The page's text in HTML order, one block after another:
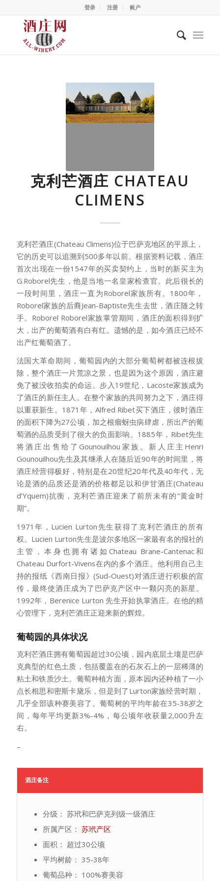
登录 注册 账户
克利芒酒庄 CHATEAU
CLIMENS
克利芒酒庄(Chateau Climens)位于巴萨克地区的平原上，
它的历史可以追溯到500多年以前。根据资料记载，酒庄
首次出现在一份1547年的买卖契约上，当时的新买主为
G.Roborel先生，他是当地一名皇家检查官。此后很长的
一段时间里，酒庄一直为Roborel家族所有。1800年，
Roborel家族的后裔Jean-Baptiste先生去世，酒庄随之转
手。Roborel Roborel家族掌管期间，酒庄的面积得到扩
大，出产的葡萄酒有白有红。遗憾的是，如今酒庄已经不
出产红葡萄酒了。
法国大革命期间，葡萄园内的大部分葡萄树都被连根拔
除，整个酒庄一片荒凉之景，也是因为这个原因，酒庄避
免了被没收拍卖的命运。步入19世纪，Lacoste家族成为
了酒庄的新任主人。在整个家族的共同努力之下，酒庄得
以重获新生。1871年，Alfred Ribet买下酒庄，彼时酒庄
的面积下降为27公顷，加之根瘤蚜虫病肆虐，所出产的葡
萄酒的品质受到了很大的负面影响。1885年，Ribet先生
将酒庄出售给了Gounouilhou家族。新人庄主Henri
Gounouilhou先生及其继承人在随后近90年的时间里，将
酒庄经营得极好，特别是在20世纪20年代及40年代，无
论是酒的品质还是酒的价格都足以和伊甘酒庄(Chateau
d’Yquem)抗衡，克利芒酒庄迎来了前所未有的“黄金时
期”。
1971年，Lucien Lurton先生获得了克利芒酒庄的所有
权。Lucien Lurton先生是波尔多地区一家最有名的报社的
主管，本身也拥有诸如Chateau Brane-Cantenac和
Chateau Durfort-Vivens在内的多个酒庄。他利用自己主
持的报纸《西南日报》(Sud-Ouest)对酒庄进行积极的宣
传，最终使酒庄成为了巴萨克产区中一颗闪亮的新星。
1992年，Berenice Lurton 先生开始执掌酒庄。在他的精
心管理下，克利芒酒庄正迎来新的辉煌。
葡萄园的具体状况
克利芒酒庄拥有葡萄园超过30公顷，园内底层土壤是巴萨
克典型的红色土质，包括覆盖在的石灰石上的一层稀薄的
粘土和铁质沙土。葡萄种植方面，原本园内还种植了一小
点长相思和密斯卡黛乐，但是到了Lurton家族经营时期，
几乎全部该种赛美容了。葡萄树的平均年龄在35-38岁之
间，每年平均更新3%-4%，每公顷年收获量2,000升左
右。
–
酒庄备注
分级： 苏玳和巴萨克列级一级酒庄
所属产区： 苏玳产区
面积： 超过30公顷
平均树龄： 35-38年
葡萄品种： 100%赛美容